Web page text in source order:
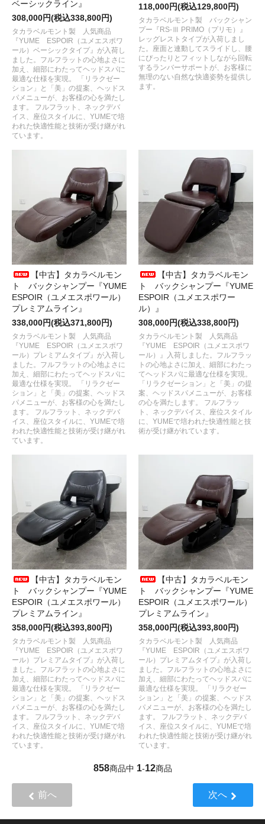
ベーシックライン』
308,000円(税込338,800円)
タカラベルモント製 人気商品
『YUME ESPOIR（ユメエスポワ
ール）ベーシックタイプ』が入荷し
ました。フルフラットの心地よさに
加え、細部にわたってヘッドスパに
最適な仕様を実現。 「リラクゼー
ション」と「美」の提案、ヘッドス
パメニューが、お客様の心を満たし
ます。 フルフラット、ネックデバ
イス、座位スタイルに、YUMEで培
われた快適性能と技術が受け継がれ
ています。
118,000円(税込129,800円)
タカラベルモント製 バックシャン
プー『RS-Ⅲ PRIMO（プリモ）』
レッグレストタイプが入荷しまし
た。座面と連動してスライドし、腰
にぴったりとフィットしながら回転
するランバーサポートが、お客様に
無理のない自然な快適姿勢を提供し
ます。
【中古】タカラベルモン
ト バックシャンプー『YUME
ESPOIR（ユメエスポワール）
プレミアムライン』
338,000円(税込371,800円)
タカラベルモント製 人気商品
『YUME ESPOIR（ユメエスポワ
ール）プレミアムタイプ』が入荷し
ました。フルフラットの心地よさに
加え、細部にわたってヘッドスパに
最適な仕様を実現。 「リラクゼー
ション」と「美」の提案、ヘッドス
パメニューが、お客様の心を満たし
ます。 フルフラット、ネックデバ
イス、座位スタイルに、YUMEで培
われた快適性能と技術が受け継がれ
ています。
【中古】タカラベルモン
ト バックシャンプー『YUME
ESPOIR（ユメエスポワー
ル）』
308,000円(税込338,800円)
タカラベルモント製 人気商品
『YUME ESPOIR（ユメエスポワ
ール）』入荷しました。フルフラッ
トの心地よさに加え、細部にわたっ
てヘッドスパに最適な仕様を実現。
「リラクゼーション」と「美」の提
案、ヘッドスパメニューが、お客様
の心を満たします。 フルフラッ
ト、ネックデバイス、座位スタイル
に、YUMEで培われた快適性能と技
術が受け継がれています。
【中古】タカラベルモン
ト バックシャンプー『YUME
ESPOIR（ユメエスポワール）
プレミアムライン』
358,000円(税込393,800円)
タカラベルモント製 人気商品
『YUME ESPOIR（ユメエスポワ
ール）プレミアムタイプ』が入荷し
ました。フルフラットの心地よさに
加え、細部にわたってヘッドスパに
最適な仕様を実現。 「リラクゼー
ション」と「美」の提案、ヘッドス
パメニューが、お客様の心を満たし
ます。 フルフラット、ネックデバ
イス、座位スタイルに、YUMEで培
われた快適性能と技術が受け継がれ
ています。
【中古】タカラベルモン
ト バックシャンプー『YUME
ESPOIR（ユメエスポワール）
プレミアムライン』
358,000円(税込393,800円)
タカラベルモント製 人気商品
『YUME ESPOIR（ユメエスポワ
ール）プレミアムタイプ』が入荷し
ました。フルフラットの心地よさに
加え、細部にわたってヘッドスパに
最適な仕様を実現。 「リラクゼー
ション」と「美」の提案、ヘッドス
パメニューが、お客様の心を満たし
ます。 フルフラット、ネックデバ
イス、座位スタイルに、YUMEで培
われた快適性能と技術が受け継がれ
ています。
858商品中 1-12商品
前へ 次へ